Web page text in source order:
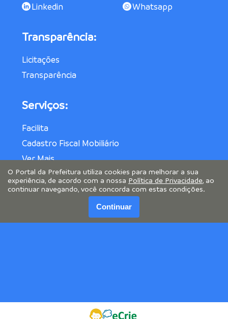
Linkedin
Whatsapp
Transparência:
Licitações
Transparência
Serviços:
Facilita
Cadastro Fiscal Mobiliário
Ver Mais
O Portal da Prefeitura utiliza cookies para melhorar a sua
experiência, de acordo com a nossa Política de Privacidade, ao
continuar navegando, você concorda com estas condições.
Continuar